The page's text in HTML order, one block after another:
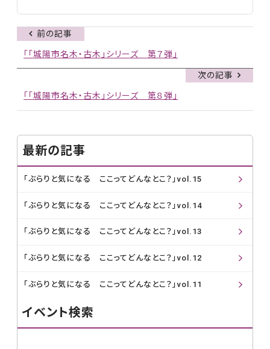
前の記事
「「城陽市名木・古木」シリーズ 第７弾」
次の記事
「「城陽市名木・古木」シリーズ 第８弾」
最新の記事
「ぶらりと気になる ここってどんなとこ？」vol.15
「ぶらりと気になる ここってどんなとこ？」vol.14
「ぶらりと気になる ここってどんなとこ？」vol.13
「ぶらりと気になる ここってどんなとこ？」vol.12
「ぶらりと気になる ここってどんなとこ？」vol.11
イベント検索